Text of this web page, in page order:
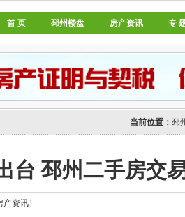
首 页 邳州楼盘 房产资讯 专
当前位置： 邳
台 邳州二手房交
产资讯｝